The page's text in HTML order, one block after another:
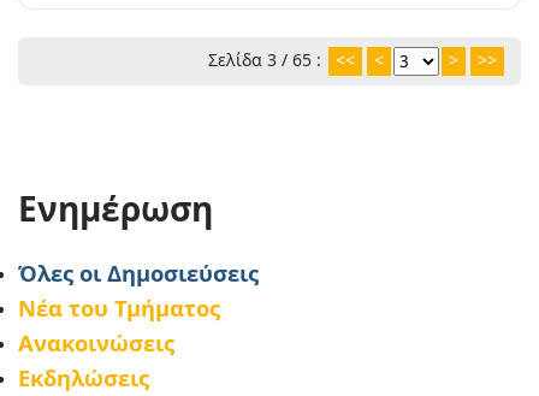
Σελίδα 3 / 65 : << < > >>
Ενημέρωση
Όλες οι Δημοσιεύσεις
Νέα του Τμήματος
Ανακοινώσεις
Εκδηλώσεις